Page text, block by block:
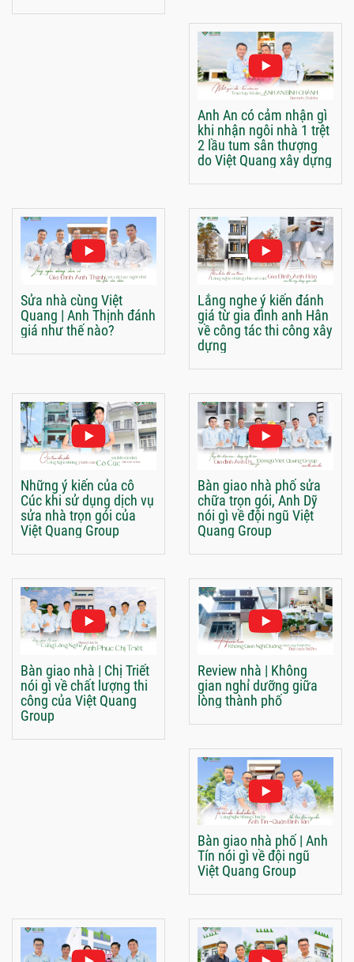
Anh An có cảm nhận gì
khi nhận ngôi nhà 1 trệt
2 lầu tum sân thượng
do Việt Quang xây dựng
Sửa nhà cùng Việt
Quang | Anh Thịnh đánh
giá như thế nào?
Lắng nghe ý kiến đánh
giá từ gia đình anh Hân
về công tác thi công xây
dựng
Những ý kiến của cô
Cúc khi sử dụng dịch vụ
sửa nhà trọn gói của
Việt Quang Group
Bàn giao nhà phố sửa
chữa trọn gói, Anh Dỹ
nói gì về đội ngũ Việt
Quang Group
Bàn giao nhà | Chị Triết
nói gì về chất lượng thi
công của Việt Quang
Group
Review nhà | Không
gian nghỉ dưỡng giữa
lòng thành phố
Bàn giao nhà phố | Anh
Tín nói gì về đội ngũ
Việt Quang Group